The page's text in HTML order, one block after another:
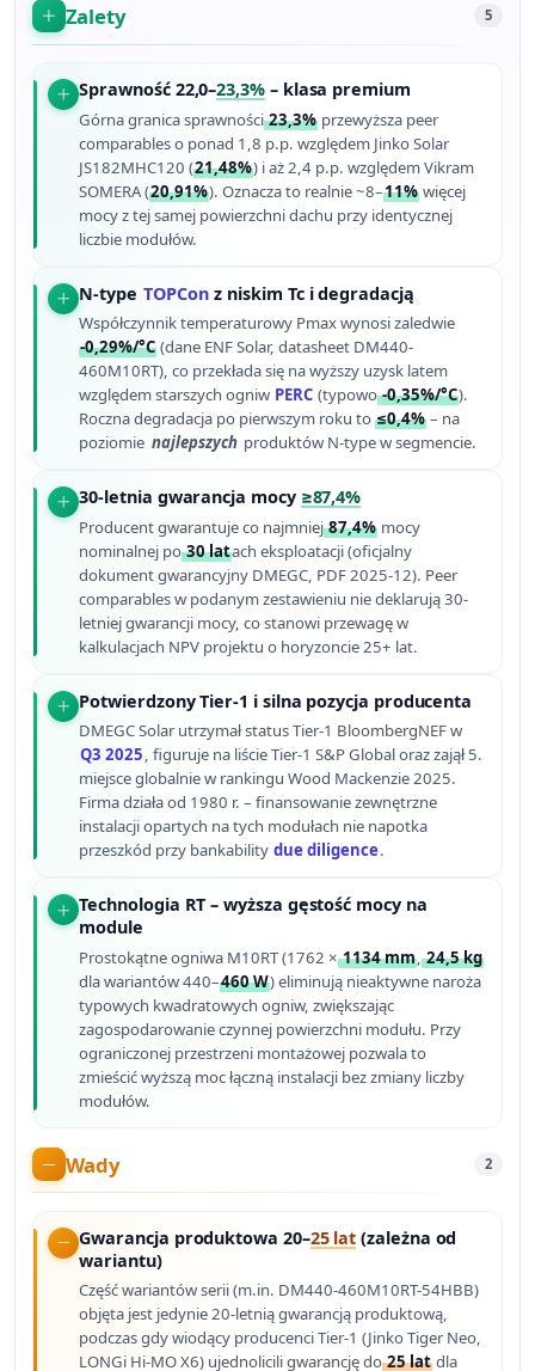
Zalety 5
Sprawność 22,0–23,3%– klasa premium
Górna granica sprawności23,3% przewyższa peer
comparables o ponad 1,8 p.p. względem Jinko Solar
JS182MHC120 (21,48%) i aż 2,4 p.p. względem Vikram
SOMERA (20,91%). Oznacza to realnie ~8–11% więcej
mocy z tej samej powierzchni dachu przy identycznej
liczbie modułów.
N-type TOPCon z niskim Tc i degradacją
Współczynnik temperaturowy Pmax wynosi zaledwie
-0,29%/°C (dane ENF Solar, datasheet DM440-
460M10RT), co przekłada się na wyższy uzysk latem
względem starszych ogniw PERC (typowo-0,35%/°C).
Roczna degradacja po pierwszym roku to≤0,4% – na
poziomie najlepszych produktów N-type w segmencie.
30-letnia gwarancja mocy ≥87,4%
Producent gwarantuje co najmniej87,4% mocy
nominalnej po30 latach eksploatacji (oficjalny
dokument gwarancyjny DMEGC, PDF 2025-12). Peer
comparables w podanym zestawieniu nie deklarują 30-
letniej gwarancji mocy, co stanowi przewagę w
kalkulacjach NPV projektu o horyzoncie 25+ lat.
Potwierdzony Tier-1 i silna pozycja producenta
DMEGC Solar utrzymał status Tier-1 BloombergNEF w
Q3 2025, figuruje na liście Tier-1 S&P Global oraz zajął 5.
miejsce globalnie w rankingu Wood Mackenzie 2025.
Firma działa od 1980 r. – finansowanie zewnętrzne
instalacji opartych na tych modułach nie napotka
przeszkód przy bankability due diligence.
Technologia RT – wyższa gęstość mocy na
module
Prostokątne ogniwa M10RT (1762 ×1134 mm,24,5 kg
dla wariantów 440–460 W) eliminują nieaktywne naroża
typowych kwadratowych ogniw, zwiększając
zagospodarowanie czynnej powierzchni modułu. Przy
ograniczonej przestrzeni montażowej pozwala to
zmieścić wyższą moc łączną instalacji bez zmiany liczby
modułów.
Wady 2
Gwarancja produktowa 20–25 lat (zależna od
wariantu)
Część wariantów serii (m.in. DM440-460M10RT-54HBB)
objęta jest jedynie 20-letnią gwarancją produktową,
podczas gdy wiodący producenci Tier-1 (Jinko Tiger Neo,
LONGi Hi-MO X6) ujednolicili gwarancję do25 lat dla